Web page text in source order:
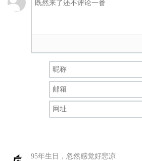
95年生日，忽然感觉好悲凉